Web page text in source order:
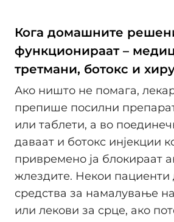
Кога домашните
функционираат –
третмани, ботокс и
Ако ништо не помага,
препише посилни
или таблети, а во
даваат и ботокс инјекции
привремено ја блокираат
жлездите. Некои пациенти
средства за намалување
или лекови за срце, ако